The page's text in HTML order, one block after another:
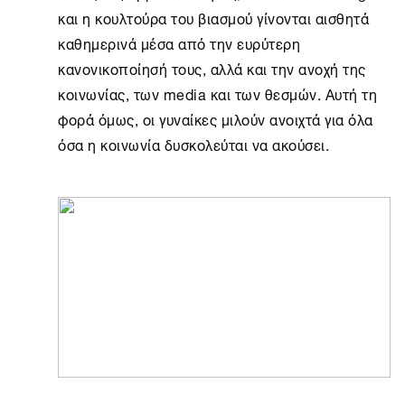
και η κουλτούρα του βιασμού γίνονται αισθητά
καθημερινά μέσα από την ευρύτερη
κανονικοποίησή τους, αλλά και την ανοχή της
κοινωνίας, των media και των θεσμών. Αυτή τη
φορά όμως, οι γυναίκες μιλούν ανοιχτά για όλα
όσα η κοινωνία δυσκολεύται να ακούσει.